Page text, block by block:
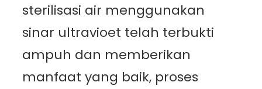
sterilisasi air menggunakan
sinar ultravioet telah terbukti
ampuh dan memberikan
manfaat yang baik, proses